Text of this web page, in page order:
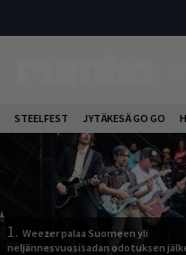
STEELFEST JYTÄKESÄ GO GO
1. Weezer palaa Suomeen yli
neljännesvuosisadan odotuksen